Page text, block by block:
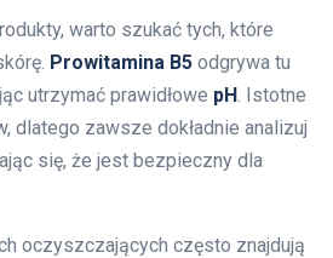
warto szukać tych, które
Prowitamina B5 odgrywa tu
utrzymać prawidłowe pH. Istotne
dlatego zawsze dokładnie analizuj
się, że jest bezpieczny dla
oczyszczających często znajdują